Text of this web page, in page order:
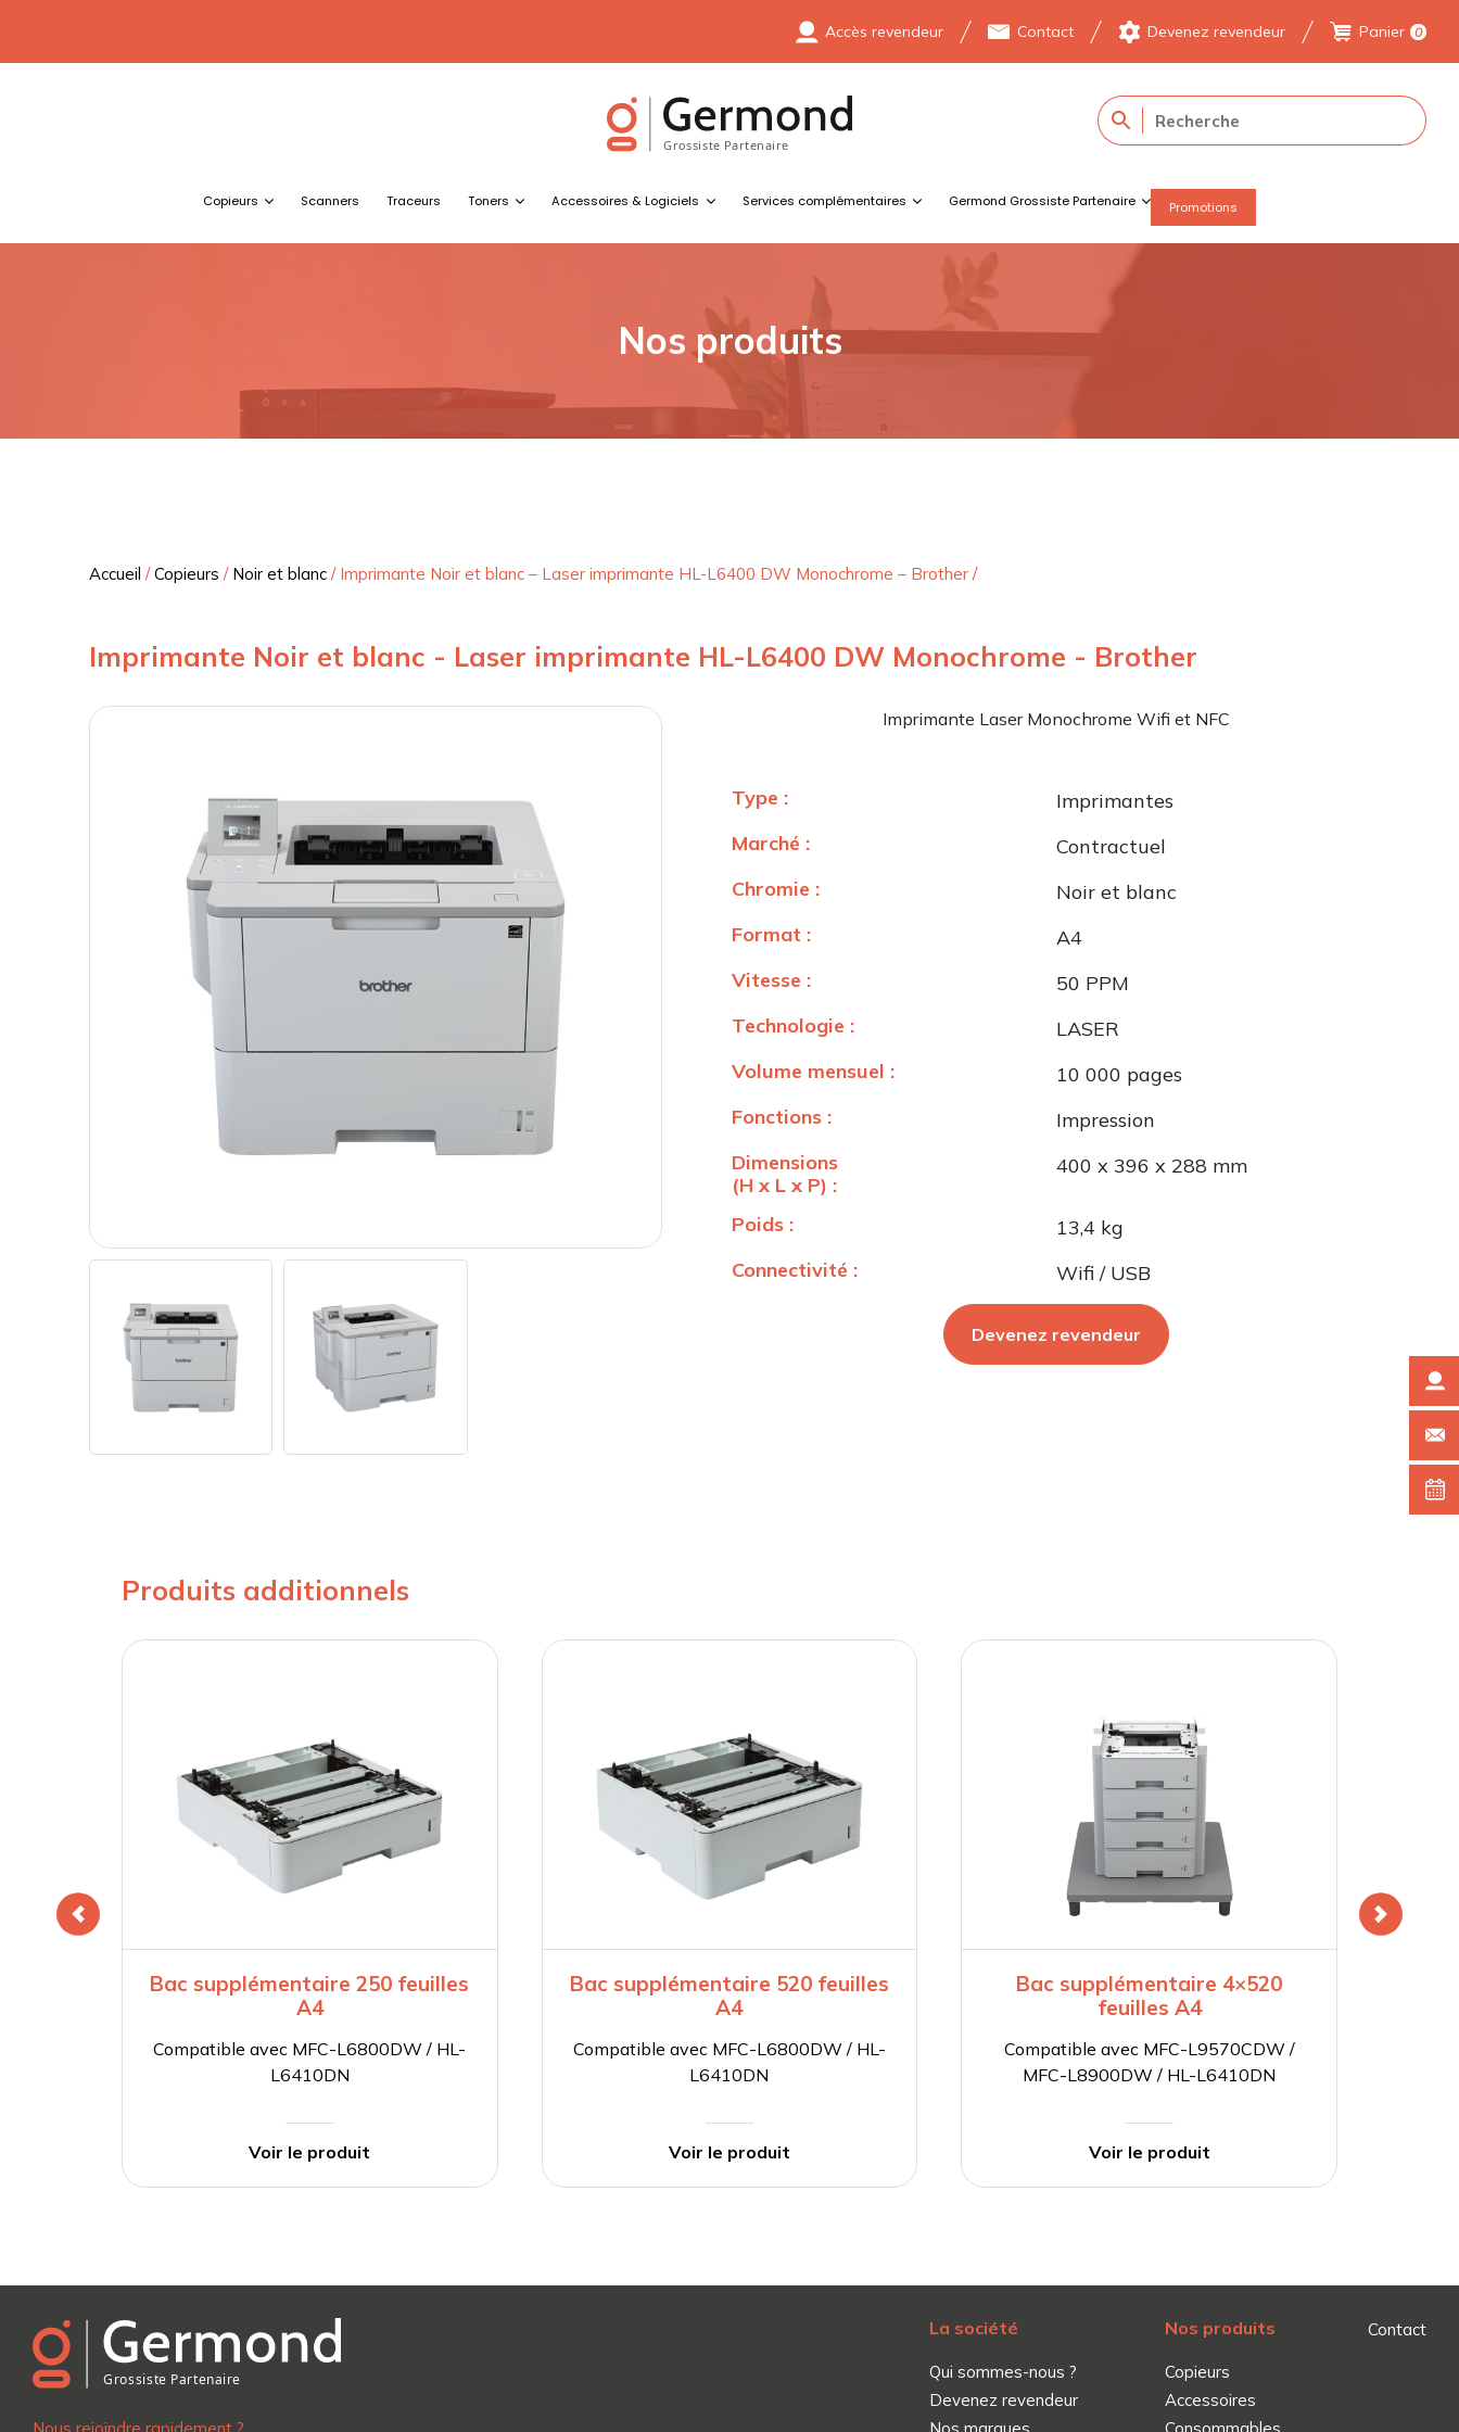
Accès revendeur Contact Devenez revendeur Panier 0
Copieurs Scanners Traceurs Toners Accessoires & Logiciels Services complémentaires Germond Grossiste Partenaire Promotions
Nos produits
Accueil /Copieurs / Noir et blanc / Imprimante Noir et blanc – Laser imprimante HL-L6400 DW Monochrome – Brother /
Imprimante Noir et blanc - Laser imprimante HL-L6400 DW Monochrome - Brother
Imprimante Laser Monochrome Wifi et NFC
Type :
Imprimantes
Marché :
Contractuel
Chromie :
Noir et blanc
Format :
A4
Vitesse :
50 PPM
Technologie :
LASER
Volume mensuel :
10 000 pages
Fonctions :
Impression
Dimensions
(H x L x P) :
400 x 396 x 288 mm
Poids :
13,4 kg
Connectivité :
Wifi / USB
Devenez revendeur
Produits additionnels
Bac supplémentaire 250 feuilles
A4
Compatible avec MFC-L6800DW / HL-
L6410DN
Voir le produit
Bac supplémentaire 520 feuilles
A4
Compatible avec MFC-L6800DW / HL-
L6410DN
Voir le produit
Bac supplémentaire 4×520
feuilles A4
Compatible avec MFC-L9570CDW /
MFC-L8900DW / HL-L6410DN
Voir le produit
La société
Qui sommes-nous ?
Devenez revendeur
Nos produits
Copieurs
Accessoires
Contact